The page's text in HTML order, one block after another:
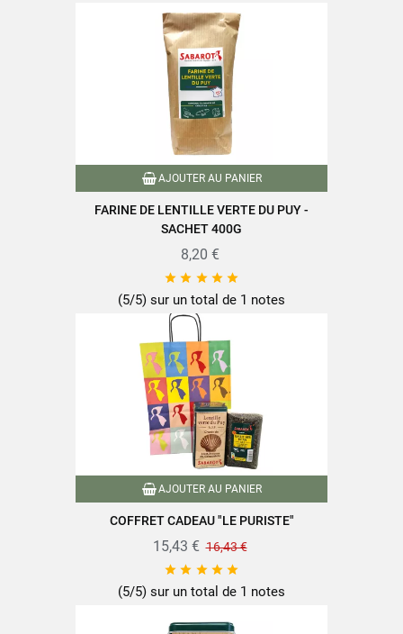
AJOUTER AU PANIER
FARINE DE LENTILLE VERTE DU PUY -
SACHET 400G
8,20 €
    
(5/5) sur un total de 1 notes
AJOUTER AU PANIER
COFFRET CADEAU "LE PURISTE"
15,43 € 16,43 €
    
(5/5) sur un total de 1 notes